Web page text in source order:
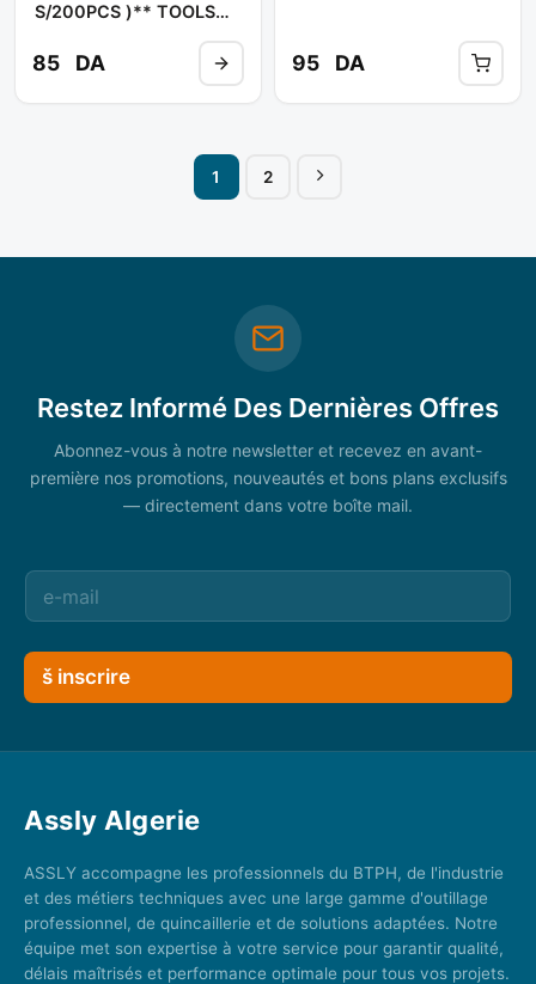
S/200PCS )** TOOLS
85 DA 95 DA
1 2
Restez Informé Des Dernières Offres
Abonnez-vous à notre newsletter et recevez en avant-
première nos promotions, nouveautés et bons plans exclusifs
— directement dans votre boîte mail.
š inscrire
Assly Algerie
ASSLY accompagne les professionnels du BTPH, de l'industrie
et des métiers techniques avec une large gamme d'outillage
professionnel, de quincaillerie et de solutions adaptées. Notre
équipe met son expertise à votre service pour garantir qualité,
délais maîtrisés et performance optimale pour tous vos projets.